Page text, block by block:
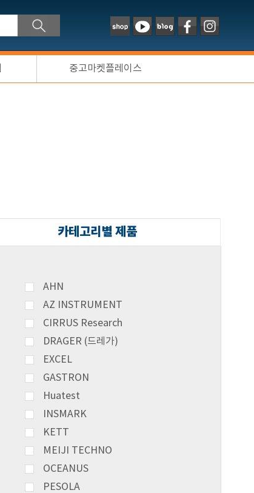
중고마켓플레이스
카테고리별 제품
AHN
AZ INSTRUMENT
CIRRUS Research
DRAGER (드레가)
EXCEL
GASTRON
Huatest
INSMARK
KETT
MEIJI TECHNO
OCEANUS
PESOLA